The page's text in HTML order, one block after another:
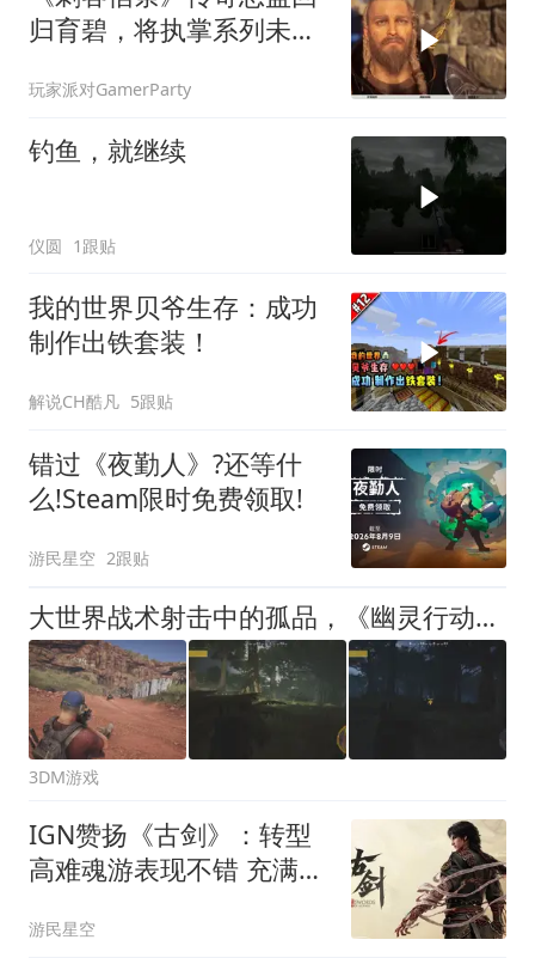
归育碧，将执掌系列未来
玩家派对GamerParty
钓鱼，就继续
仪圆 1跟贴
我的世界贝爷生存：成功
制作出铁套装！
解说CH酷凡 5跟贴
错过《夜勤人》?还等什
么!Steam限时免费领取!
游民星空 2跟贴
大世界战术射击中的孤品，《幽灵行动：荒野》次世代体验报告
3DM游戏
IGN赞扬《古剑》：转型
高难魂游表现不错 充满潜
游民星空